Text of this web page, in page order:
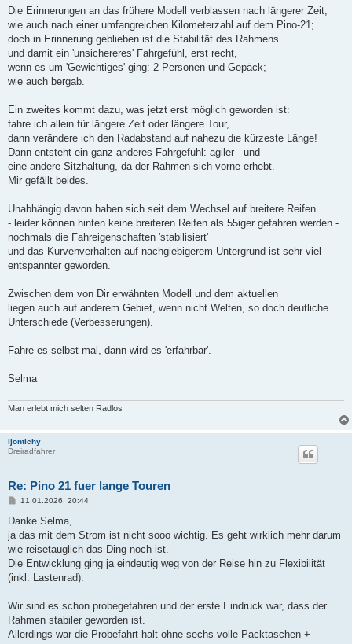
Die Erinnerungen an das frühere Modell verblassen nach längerer Zeit,
wie auch nach einer umfangreichen Kilometerzahl auf dem Pino-21;
doch in Erinnerung geblieben ist die Stabilität des Rahmens
und damit ein 'unsichereres' Fahrgefühl, erst recht,
wenn es um 'Gewichtiges' ging: 2 Personen und Gepäck;
wie auch bergab.
Ein zweites kommt dazu, was jetzt erst möglich geworden ist:
fahre ich allein für längere Zeit oder längere Tour,
dann verändere ich den Radabstand auf nahezu die kürzeste Länge!
Dann entsteht ein ganz anderes Fahrgefühl: agiler - und
eine andere Sitzhaltung, da der Rahmen sich vorne erhebt.
Mir gefällt beides.
Unabhängig davon haben sich seit dem Wechsel auf breitere Reifen
- leider können hinten keine breiteren Reifen als 55iger gefahren werden -
nochmals die Fahreigenschaften 'stabilisiert'
und das Kurvenverhalten auf nachgiebigerem Untergrund ist sehr viel
entspannter geworden.
Zwischen dem von Dir erwähnten Modell und dem aktuellen
liegen auch auf anderem Gebiet, wenn nicht Welten, so doch deutliche
Unterschiede (Verbesserungen).
Fahre es selbst mal, dann wird es 'erfahrbar'.
Selma
Man erlebt mich selten Radlos
Ijontichy
Dreiradfahrer
Re: Pino 21 fuer lange Touren
B
i
r
a
11.01.2026, 20:44
Danke Selma,
ja das mit dem Strom ist nicht sooo wichtig. Es geht wirklich mehr darum
wie reisetauglich das Ding noch ist.
Die Entwicklung ging ja eindeutig weg von der Reise hin zu Flexibilität
(inkl. Lastenrad).
Wir sind es schon probegefahren und der erste Eindruck war, dass der
Rahmen stabiler geworden ist.
Allerdings war die Probefahrt halt ohne sechs volle Packtaschen +